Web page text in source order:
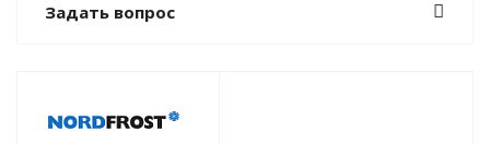
Задать вопрос